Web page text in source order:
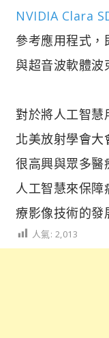
NVIDIA Clara
參考應用程式
與超音波軟體波
對於將人工智慧
北美放射學會大
很高興與眾多醫
人工智慧來保
療影像技術的發
人氣: 2,013